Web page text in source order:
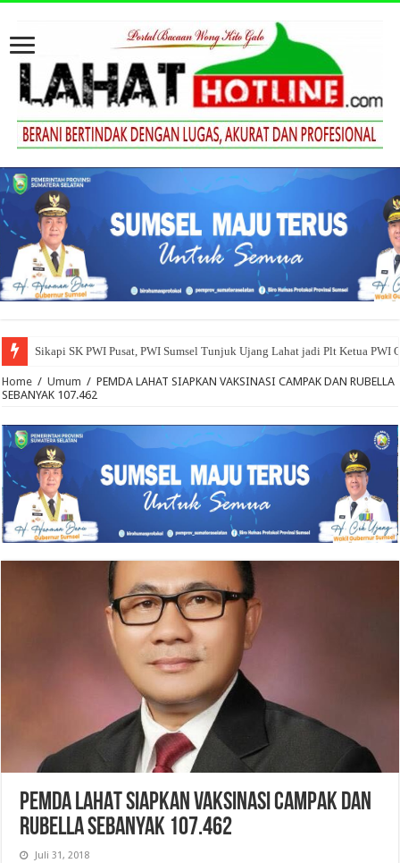
Sikapi SK PWI Pusat, PWI Sumsel Tunjuk Ujang Lahat jadi Plt Ketua PWI
Home / Umum / PEMDA LAHAT SIAPKAN VAKSINASI CAMPAK DAN RUBELLA
SEBANYAK 107.462
PEMDA LAHAT SIAPKAN VAKSINASI CAMPAK DAN
RUBELLA SEBANYAK 107.462
Juli 31, 2018